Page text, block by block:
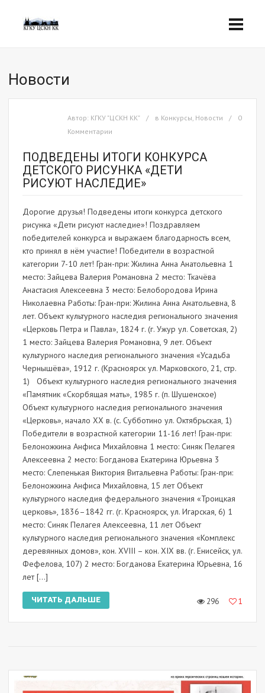
Новости
Автор: КГКУ "ЦСКН КК" в Конкурсы, Новости
0
Комментарии
ПОДВЕДЕНЫ ИТОГИ КОНКУРСА
ДЕТСКОГО РИСУНКА «ДЕТИ
РИСУЮТ НАСЛЕДИЕ»
Дорогие друзья! Подведены итоги конкурса детского
рисунка «Дети рисуют наследие»! Поздравляем
победителей конкурса и выражаем благодарность всем,
кто принял в нём участие! Победители в возрастной
категории 7-10 лет! Гран-при: Жилина Анна Анатольевна 1
место: Зайцева Валерия Романовна 2 место: Ткачёва
Анастасия Алексеевна 3 место: Белобородова Ирина
Николаевна Работы: Гран-при: Жилина Анна Анатольевна, 8
лет. Объект культурного наследия регионального значения
«Церковь Петра и Павла», 1824 г. (г. Ужур ул. Советская, 2)
1 место: Зайцева Валерия Романовна, 9 лет. Объект
культурного наследия регионального значения «Усадьба
Чернышёва», 1912 г. (Красноярск ул. Марковского, 21, стр.
1) Объект культурного наследия регионального значения
«Памятник «Скорбящая мать», 1985 г. (п. Шушенское)
Объект культурного наследия регионального значения
«Церковь», начало ХХ в. (с. Субботино ул. Октябрьская, 1)
Победители в возрастной категории 11-16 лет! Гран-при:
Белоножкина Анфиса Михайловна 1 место: Синяк Пелагея
Алексеевна 2 место: Богданова Екатерина Юрьевна 3
место: Слепенькая Виктория Витальевна Работы: Гран-при:
Белоножкина Анфиса Михайловна, 15 лет Объект
культурного наследия федерального значения «Троицкая
церковь», 1836–1842 гг. (г. Красноярск, ул. Игарская, 6) 1
место: Синяк Пелагея Алексеевна, 11 лет Объект
культурного наследия регионального значения «Комплекс
деревянных домов», кон. XVIII – кон. XIX вв. (г. Енисейск, ул.
Фефелова, 107) 2 место: Богданова Екатерина Юрьевна, 16
лет […]
ЧИТАТЬ ДАЛЬШЕ 296 1